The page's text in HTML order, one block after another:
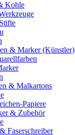
Kohle
& Marker (Künstler)
& Malkartons
Papiere
& Zubehör
Faserschreiber